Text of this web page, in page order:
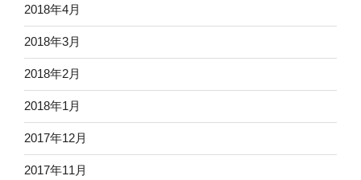
2018年4月
2018年3月
2018年2月
2018年1月
2017年12月
2017年11月